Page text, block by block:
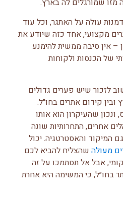
מזו שמורגלים לה בארץ.
עולה על האתגר, וכל עוד
מקצועי, אחד כזה שיודע את
– אין סיבה ממשית להימנע
של הכנסות ולקוחות
לזכור שיש פערים גדולים
קידום אתרים בחו״ל.
שהעיקרון הוא אותו
אחרים, התחרותיות שונה
המיקוד והאסטרטגיה. יכול
מעולה שהצליח להביא לכם
אבל אל תסתמכו על זה
בחו״ל, כי המשימה היא אחרת